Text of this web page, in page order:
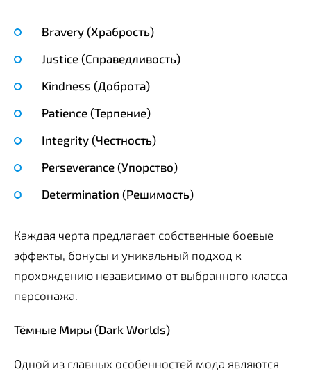
Bravery (Храбрость)
Justice (Справедливость)
Kindness (Доброта)
Patience (Терпение)
Integrity (Честность)
Perseverance (Упорство)
Determination (Решимость)
Каждая черта предлагает собственные боевые
эффекты, бонусы и уникальный подход к
прохождению независимо от выбранного класса
персонажа.
Тёмные Миры (Dark Worlds)
Одной из главных особенностей мода являются